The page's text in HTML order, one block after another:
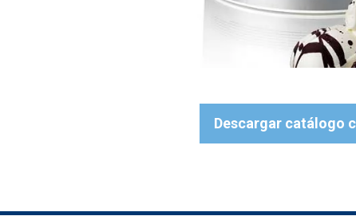
Descargar catálogo